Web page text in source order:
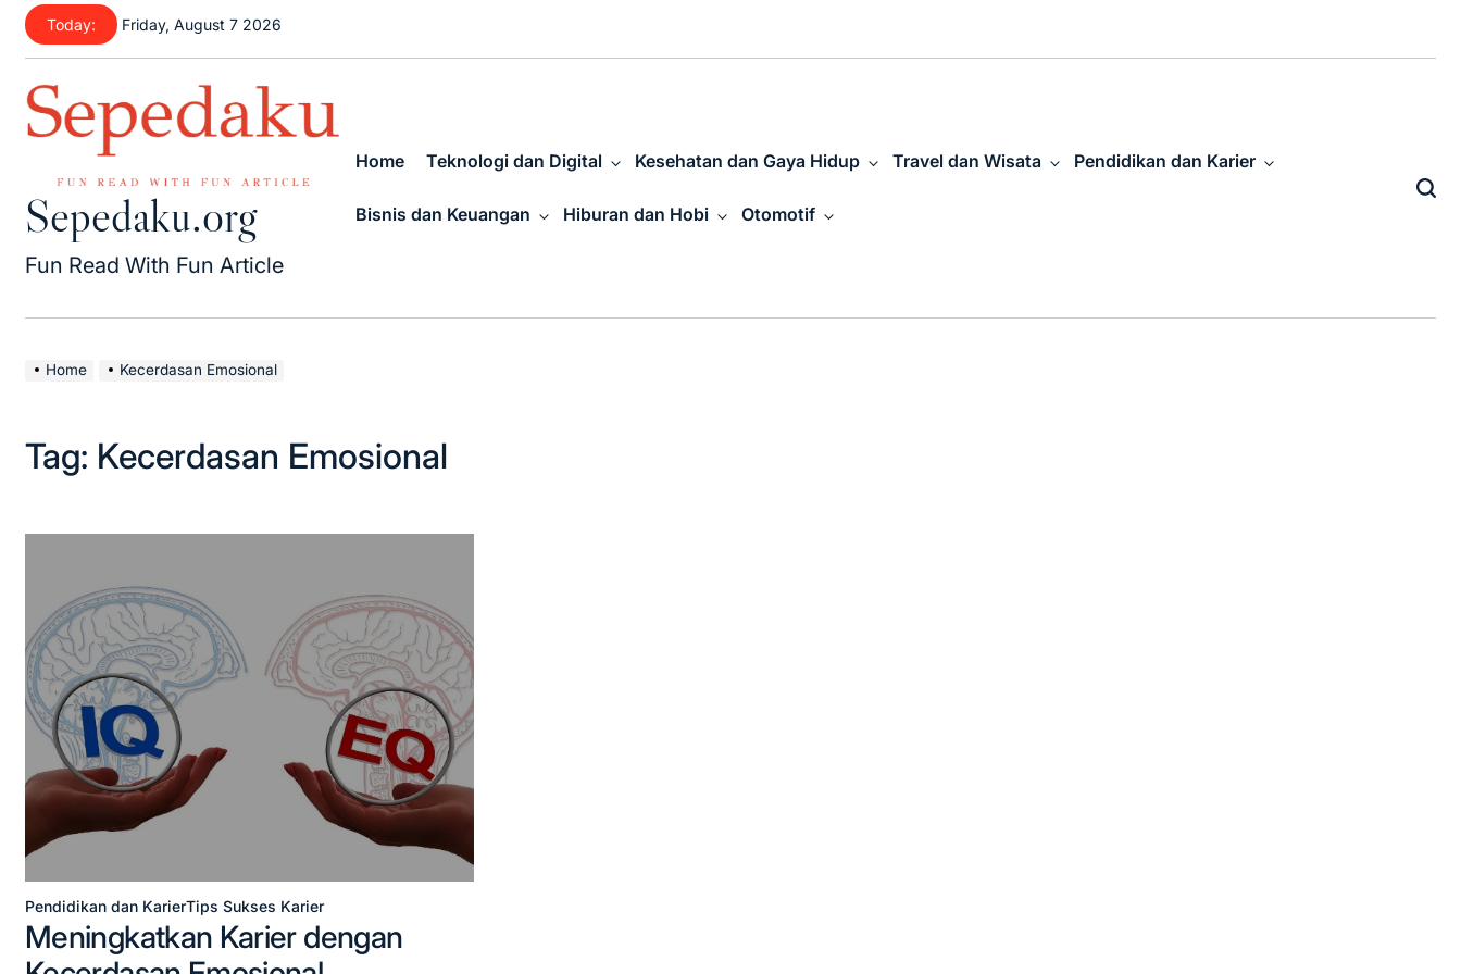
Skip
content
Today: Friday, August 7 2026
Sepedaku.org
Fun Read With Fun Article
Home Teknologi dan Digital Kesehatan dan Gaya Hidup Travel dan Wisata Pendidikan dan Karier
Bisnis dan Keuangan Hiburan dan Hobi Otomotif
Home Kecerdasan Emosional
Tag: Kecerdasan Emosional
Posted
in
Pendidikan dan KarierTips Sukses Karier
Meningkatkan Karier dengan